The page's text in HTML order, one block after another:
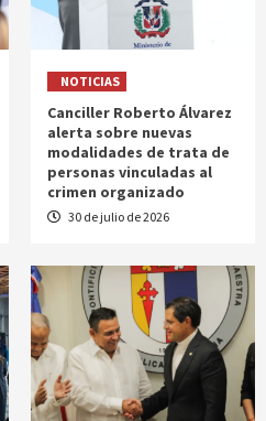
NOTICIAS
Canciller Roberto Álvarez
alerta sobre nuevas
modalidades de trata de
personas vinculadas al
crimen organizado
30 de julio de 2026